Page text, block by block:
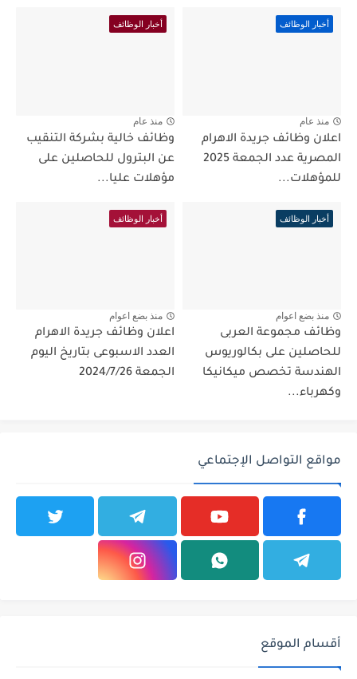
أخبار الوظائف
منذ عام
اعلان وظائف جريدة الاهرام
المصرية عدد الجمعة 2025
للمؤهلات...
أخبار الوظائف
منذ عام
وظائف خالية بشركة التنقيب
عن البترول للحاصلين على
مؤهلات عليا...
أخبار الوظائف
منذ بضع اعوام
وظائف مجموعة العربى
للحاصلين على بكالوريوس
الهندسة تخصص ميكانيكا
وكهرباء...
أخبار الوظائف
منذ بضع اعوام
اعلان وظائف جريدة الاهرام
العدد الاسبوعى بتاريخ اليوم
الجمعة 2024/7/26
مواقع التواصل الإجتماعي
أقسام الموقع